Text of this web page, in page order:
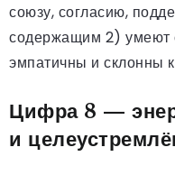
союзу, согласию,
содержащим 2) умеют
эмпатичны и склонны
Цифра 8 —
и